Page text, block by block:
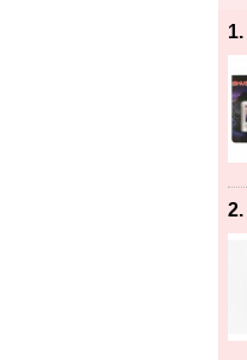
1.
2.